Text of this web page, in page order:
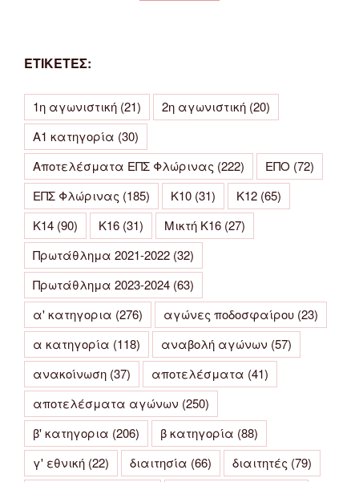
ΕΤΙΚΕΤΕΣ:
1η αγωνιστική (21) 2η αγωνιστική (20)
Α1 κατηγορία (30)
Αποτελέσματα ΕΠΣ Φλώρινας (222) ΕΠΟ (72)
ΕΠΣ Φλώρινας (185) Κ10 (31) Κ12 (65)
Κ14 (90) Κ16 (31) Μικτή Κ16 (27)
Πρωτάθλημα 2021-2022 (32)
Πρωτάθλημα 2023-2024 (63)
α' κατηγορια (276) αγώνες ποδοσφαίρου (23)
α κατηγορία (118) αναβολή αγώνων (57)
ανακοίνωση (37) αποτελέσματα (41)
αποτελέσματα αγώνων (250)
β' κατηγορια (206) β κατηγορία (88)
γ' εθνική (22) διαιτησία (66) διαιτητές (79)